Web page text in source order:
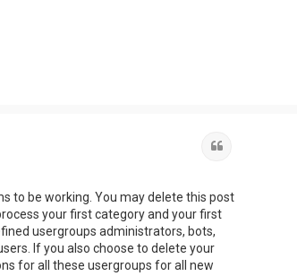
to be working. You may delete this post
your first category and your first
usergroups administrators, bots,
If you also choose to delete your
for all these usergroups for all new